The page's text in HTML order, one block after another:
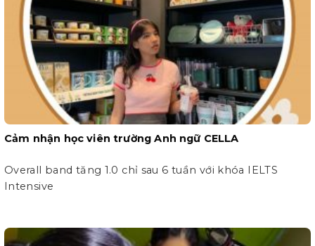
Cảm nhận học viên trường Anh ngữ CELLA
Overall band tăng 1.0 chỉ sau 6 tuần với khóa IELTS
Intensive